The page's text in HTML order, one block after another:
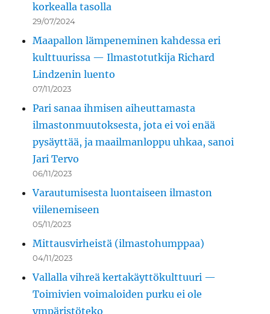
korkealla tasolla
29/07/2024
Maapallon lämpeneminen kahdessa eri
kulttuurissa — Ilmastotutkija Richard
Lindzenin luento
07/11/2023
Pari sanaa ihmisen aiheuttamasta
ilmastonmuutoksesta, jota ei voi enää
pysäyttää, ja maailmanloppu uhkaa, sanoi
Jari Tervo
06/11/2023
Varautumisesta luontaiseen ilmaston
viilenemiseen
05/11/2023
Mittausvirheistä (ilmastohumppaa)
04/11/2023
Vallalla vihreä kertakäyttökulttuuri —
Toimivien voimaloiden purku ei ole
ympäristöteko